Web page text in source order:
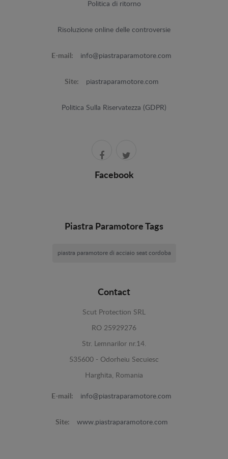
Politica di ritorno
Risoluzione online delle controversie
E-mail: info@piastraparamotore.com
Site: piastraparamotore.com
Politica Sulla Riservatezza (GDPR)
Facebook
Piastra Paramotore Tags
piastra paramotore di acciaio seat cordoba
Contact
Scut Protection SRL
RO 25929276
Str. Lemnarilor nr.14.
535600 - Odorheiu Secuiesc
Harghita, Romania
E-mail: info@piastraparamotore.com
Site: www.piastraparamotore.com